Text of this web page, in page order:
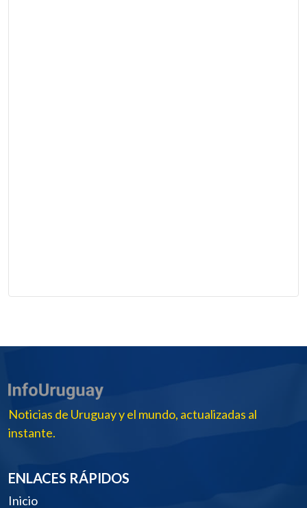
Noticias de Uruguay y el mundo, actualizadas al
instante.
ENLACES RÁPIDOS
Inicio